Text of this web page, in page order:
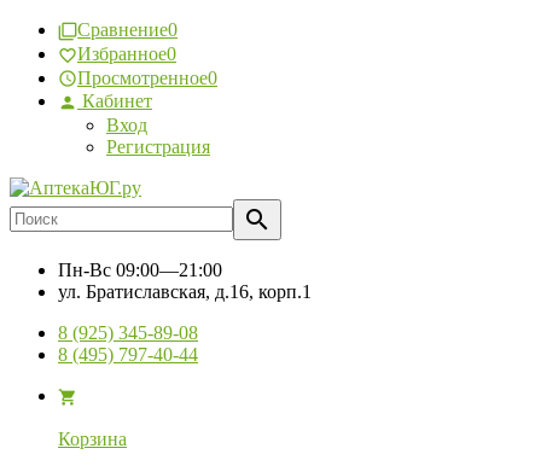
Сравнение0
Избранное0
Просмотренное0
Кабинет
Вход
Регистрация
Пн-Вс 09:00—21:00
ул. Братиславская, д.16, корп.1
8 (925) 345-89-08
8 (495) 797-40-44
Корзина